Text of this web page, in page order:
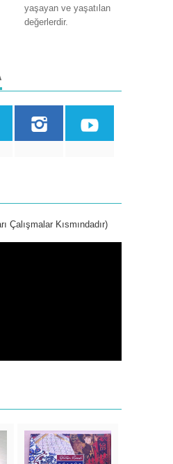
yaşayan ve yaşatılan
değerlerdir.
Çalışmalar Kısmındadır)